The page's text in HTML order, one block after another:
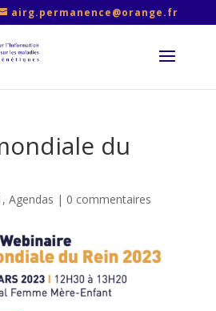
airg.permanence@orange.fr
du
, Agendas | 0 commentaires